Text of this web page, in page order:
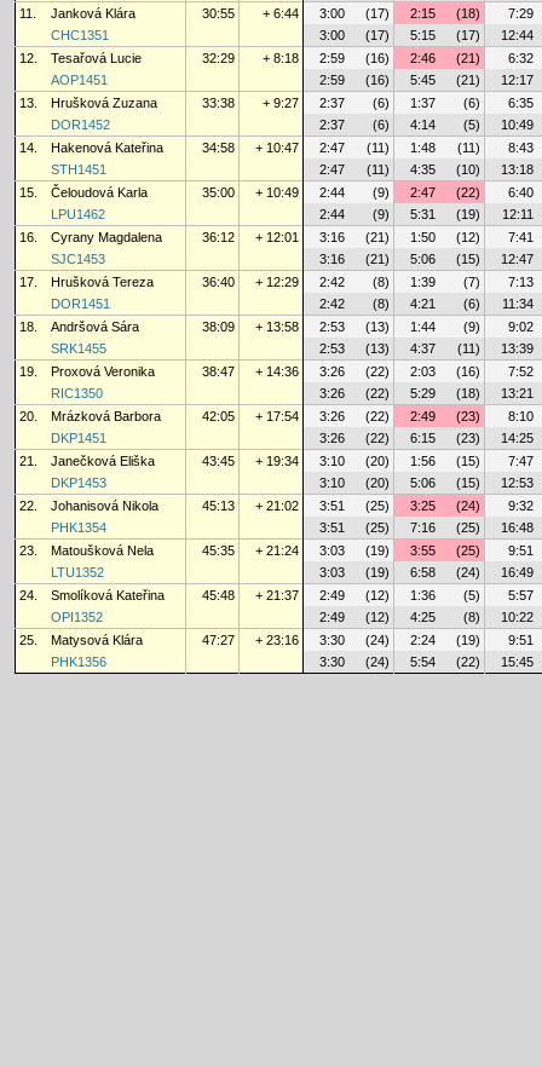
11.
Janková Klára 30:55 + 6:44 3:00 (17) 2:15 (18)
7:29
CHC1351
3:00 (17) 5:15 (17)
12:44
12.
Tesařová Lucie 32:29 + 8:18 2:59 (16) 2:46 (21)
6:32
AOP1451
2:59 (16) 5:45 (21)
12:17
13.
Hrušková Zuzana 33:38 + 9:27 2:37 (6) 1:37 (6)
6:35
DOR1452
2:37 (6) 4:14 (5)
10:49
14.
Hakenová Kateřina 34:58 + 10:47 2:47 (11) 1:48 (11)
8:43
STH1451
2:47 (11) 4:35 (10)
13:18
15.
Čeloudová Karla 35:00 + 10:49 2:44 (9) 2:47 (22)
6:40
LPU1462
2:44 (9) 5:31 (19)
12:11
16.
Cyrany Magdalena 36:12 + 12:01 3:16 (21) 1:50 (12)
7:41
SJC1453
3:16 (21) 5:06 (15)
12:47
17.
Hrušková Tereza 36:40 + 12:29 2:42 (8) 1:39 (7)
7:13
DOR1451
2:42 (8) 4:21 (6)
11:34
18.
Andršová Sára 38:09 + 13:58 2:53 (13) 1:44 (9)
9:02
SRK1455
2:53 (13) 4:37 (11)
13:39
19.
Proxová Veronika 38:47 + 14:36 3:26 (22) 2:03 (16)
7:52
RIC1350
3:26 (22) 5:29 (18)
13:21
20.
Mrázková Barbora 42:05 + 17:54 3:26 (22) 2:49 (23)
8:10
DKP1451
3:26 (22) 6:15 (23)
14:25
21.
Janečková Eliška 43:45 + 19:34 3:10 (20) 1:56 (15)
7:47
DKP1453
3:10 (20) 5:06 (15)
12:53
22.
Johanisová Nikola 45:13 + 21:02 3:51 (25) 3:25 (24)
9:32
PHK1354
3:51 (25) 7:16 (25)
16:48
23.
Matoušková Nela 45:35 + 21:24 3:03 (19) 3:55 (25)
9:51
LTU1352
3:03 (19) 6:58 (24)
16:49
24.
Smolíková Kateřina 45:48 + 21:37 2:49 (12) 1:36 (5)
5:57
OPI1352
2:49 (12) 4:25 (8)
10:22
25.
Matysová Klára 47:27 + 23:16 3:30 (24) 2:24 (19)
9:51
PHK1356
3:30 (24) 5:54 (22) 15:45